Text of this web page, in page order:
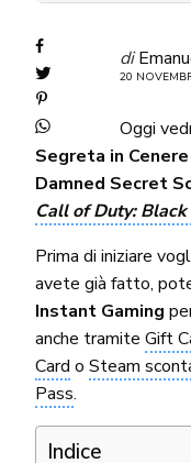
di
20
Oggi
Segreta in
Damned Secret
Call of Duty:
Prima di iniziare
avete già fatto,
Instant Gaming
anche tramite Gift
Card o Steam
Pass.
Indice